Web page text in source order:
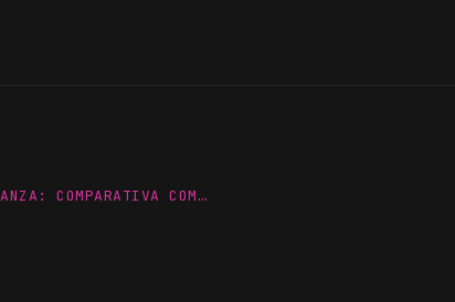
COMPARATIVA COM…